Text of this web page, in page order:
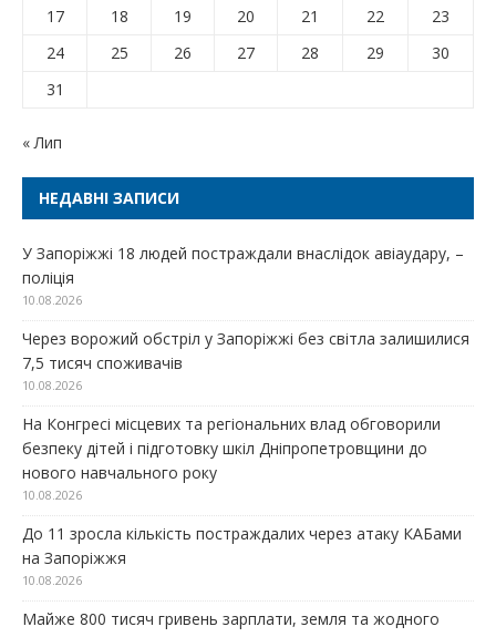
17
18 19 20 21 22
23
24
25 26 27 28 29
30
31
« Лип
НЕДАВНІ ЗАПИСИ
У Запоріжжі 18 людей постраждали внаслідок авіаудару, –
поліція
10.08.2026
Через ворожий обстріл у Запоріжжі без світла залишилися
7,5 тисяч споживачів
10.08.2026
На Конгресі місцевих та регіональних влад обговорили
безпеку дітей і підготовку шкіл Дніпропетровщини до
нового навчального року
10.08.2026
До 11 зросла кількість постраждалих через атаку КАБами
на Запоріжжя
10.08.2026
Майже 800 тисяч гривень зарплати, земля та жодного